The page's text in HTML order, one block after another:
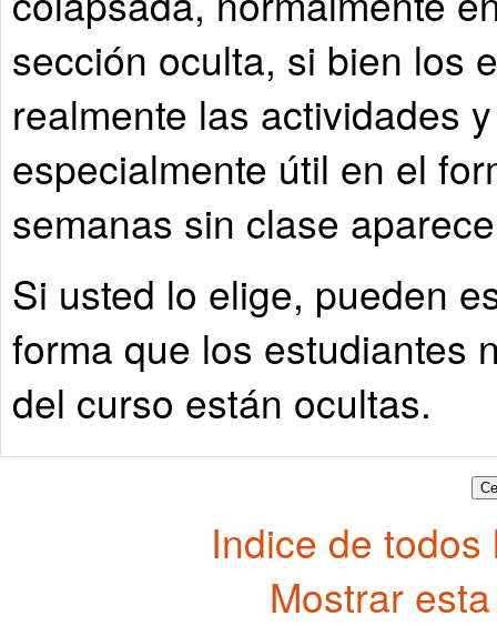
sección oculta, si bien los
realmente las actividades
especialmente útil en el
semanas sin clase
Si usted lo elige, pueden
forma que los estudiantes
del curso están ocultas.
Indice de
Mostrar